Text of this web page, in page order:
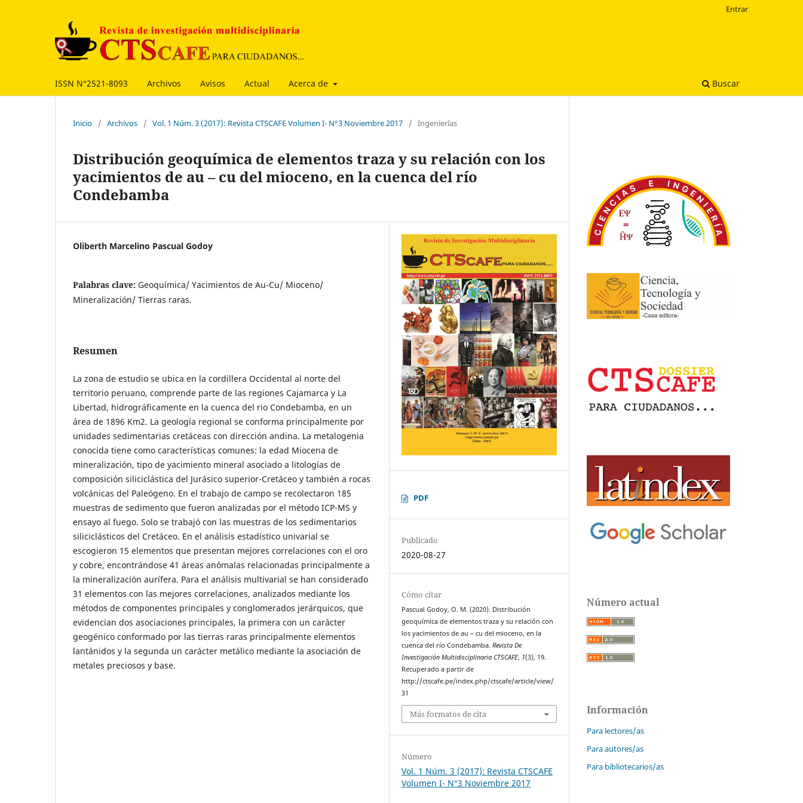
ISSN N°2521-8093 Archivos Avisos Actual Acerca de Buscar
Entrar
Inicio / Archivos / Vol. 1 Núm. 3 (2017): Revista CTSCAFE Volumen I- N°3 Noviembre 2017 / Ingenierías
Distribución geoquímica de elementos traza y su relación con los
yacimientos de au – cu del mioceno, en la cuenca del río
Condebamba
Oliberth Marcelino Pascual Godoy
Palabras clave: Geoquímica/ Yacimientos de Au-Cu/ Mioceno/
Mineralización/ Tierras raras.
Resumen
La zona de estudio se ubica en la cordillera Occidental al norte del
territorio peruano, comprende parte de las regiones Cajamarca y La
Libertad, hidrográficamente en la cuenca del rio Condebamba, en un
área de 1896 Km2. La geología regional se conforma principalmente por
unidades sedimentarias cretáceas con dirección andina. La metalogenia
conocida tiene como características comunes: la edad Miocena de
mineralización, tipo de yacimiento mineral asociado a litologías de
composición siliciclástica del Jurásico superior-Cretáceo y también a rocas
volcánicas del Paleógeno. En el trabajo de campo se recolectaron 185
muestras de sedimento que fueron analizadas por el método ICP-MS y
ensayo al fuego. Solo se trabajó con las muestras de los sedimentarios
siliciclásticos del Cretáceo. En el análisis estadístico univarial se
escogieron 15 elementos que presentan mejores correlaciones con el oro
y cobre, encontrándose 41 áreas anómalas relacionadas principalmente a
la mineralización aurífera. Para el análisis multivarial se han considerado
31 elementos con las mejores correlaciones, analizados mediante los
métodos de componentes principales y conglomerados jerárquicos, que
evidencian dos asociaciones principales, la primera con un carácter
geogénico conformado por las tierras raras principalmente elementos
lantánidos y la segunda un carácter metálico mediante la asociación de
metales preciosos y base.
PDF
Publicado
2020-08-27
Cómo citar
Pascual Godoy, O. M. (2020). Distribución
geoquímica de elementos traza y su relación con
los yacimientos de au – cu del mioceno, en la
cuenca del río Condebamba.Revista De
Investigación Multidisciplinaria CTSCAFE, 1(3), 19.
Recuperado a partir de
http://ctscafe.pe/index.php/ctscafe/article/view/
31
Más formatos de cita
Número
Vol. 1 Núm. 3 (2017): Revista CTSCAFE
Volumen I- N°3 Noviembre 2017
Número actual
Información
Para lectores/as
Para autores/as
Para bibliotecarios/as